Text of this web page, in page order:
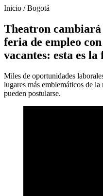
Inicio /Bogotá
Theatron
feria de empleo con
vacantes: esta es la
Miles de oportunidades
lugares más emblemáticos de
pueden postularse.